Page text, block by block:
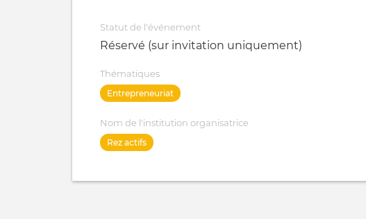
Statut de l'événement
Réservé (sur invitation uniquement)
Thématiques
Entrepreneuriat
Nom de l'institution organisatrice
Rez actifs